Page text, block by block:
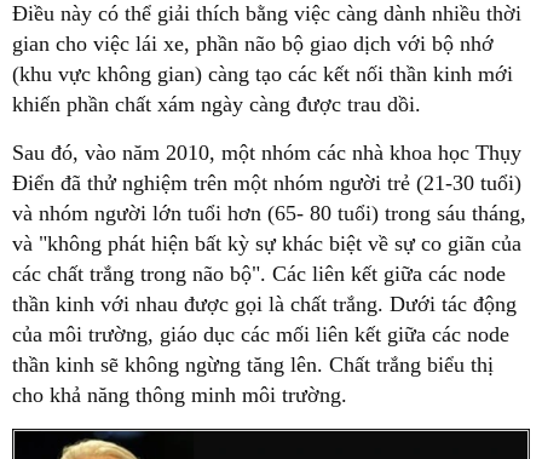
Điều này có thể giải thích bằng việc càng dành nhiều thời
gian cho việc lái xe, phần não bộ giao dịch với bộ nhớ
(khu vực không gian) càng tạo các kết nối thần kinh mới
khiến phần chất xám ngày càng được trau dồi.
Sau đó, vào năm 2010, một nhóm các nhà khoa học Thụy
Điển đã thử nghiệm trên một nhóm người trẻ (21-30 tuổi)
và nhóm người lớn tuổi hơn (65- 80 tuổi) trong sáu tháng,
và "không phát hiện bất kỳ sự khác biệt về sự co giãn của
các chất trắng trong não bộ". Các liên kết giữa các node
thần kinh với nhau được gọi là chất trắng. Dưới tác động
của môi trường, giáo dục các mối liên kết giữa các node
thần kinh sẽ không ngừng tăng lên. Chất trắng biểu thị
cho khả năng thông minh môi trường.